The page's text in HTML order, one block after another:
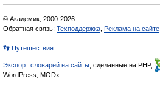
© Академик, 2000-2026
Обратная связь: Техподдержка Реклама на сайте
👣 Путешествия
Экспорт словарей на сайты , сделанные на PHP,
WordPress, MODx.